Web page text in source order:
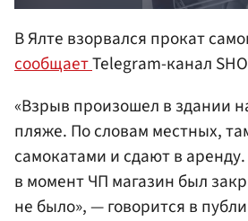
В Ялте взорвался прокат
сообщаетTelegram-канал
«Взрыв произошел в здании
пляже. По словам местных,
самокатами и сдают в
в момент ЧП магазин был
не было», — говорится в